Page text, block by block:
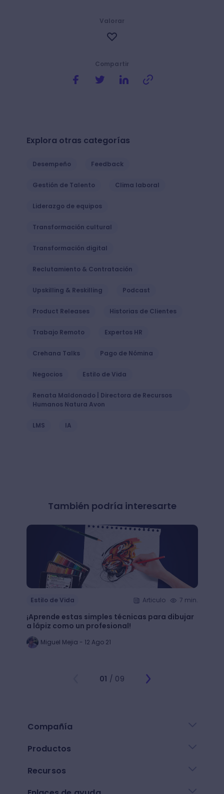
Compartir
Valorar
Explora otras categorías
Desempeño Feedback
Gestión de Talento Clima laboral
Liderazgo de equipos
Transformación cultural
Transformación digital
Reclutamiento & Contratación
Upskilling & Reskilling Podcast
Product Releases Historias de Clientes
Trabajo Remoto Expertos HR
Crehana Talks Pago de Nómina
Negocios Estilo de Vida
Renata Maldonado | Directora de Recursos
Humanos Natura Avon
LMS IA
También podría interesarte
Estilo de Vida Articulo 7 min.
¡Aprende estas simples técnicas para dibujar
a lápiz como un profesional!
Miguel Mejia - 12 Ago 21
01 / 09
Compañía
Productos
Recursos